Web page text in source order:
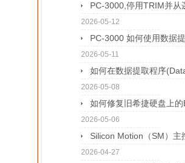
PC-3000,停用TRIM并从
2026-05-12
PC-3000 如何使用数据
2026-05-11
如何在数据提取程序
2026-05-08
如何修复旧希捷硬盘上
2026-05-06
Silicon Motion（SM）
2026-04-27